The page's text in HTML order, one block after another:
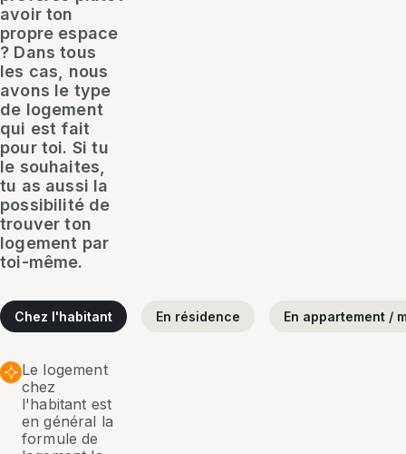
avoir ton
propre espace
? Dans tous
les cas, nous
avons le type
de logement
qui est fait
pour toi. Si tu
le souhaites,
tu as aussi la
possibilité de
trouver ton
logement par
toi-même.
Chez l'habitant En résidence En appartement /
Le logement
chez
l'habitant est
en général la
formule de